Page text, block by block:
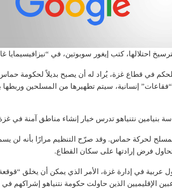
احتلالها، كتب إيغور سوبوتين، في “نيزافيسيمايا
في قطاع غزة، يُراد له أن يصبح بديلاً لحكومة حماس
إنسانية، سيتم تطهيرها من المسلحين وربطها
بنيامين نتنياهو تدرس خيار إنشاء مناطق آمنة في
لحركة حماس. وقد صرّح التنظيم مرارًا بأنه لن
فرض إرادتها على سكان القطاع.
عربية في إدارة غزة، الأمر الذي يمكن أن يخلق
الإقليميين الذين حاولت حكومة نتنياهو إشراكهم في
رقمية في عالم العقارات
مشاريع شركة
القاهرة